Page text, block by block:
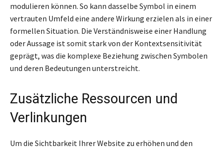
modulieren können. So kann dasselbe Symbol in einem
vertrauten Umfeld eine andere Wirkung erzielen als in einer
formellen Situation. Die Verständnisweise einer Handlung
oder Aussage ist somit stark von der Kontextsensitivität
geprägt, was die komplexe Beziehung zwischen Symbolen
und deren Bedeutungen unterstreicht.
Zusätzliche Ressourcen und
Verlinkungen
Um die Sichtbarkeit Ihrer Website zu erhöhen und den